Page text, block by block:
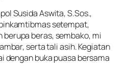
Susida Aswita, S.Sos.,
setempat,
beras, sembako, mi
serta tali asih. Kegiatan
dengan buka puasa bersama